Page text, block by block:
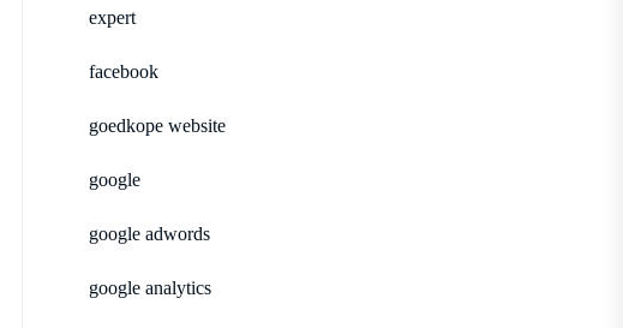
expert
facebook
goedkope website
google
google adwords
google analytics